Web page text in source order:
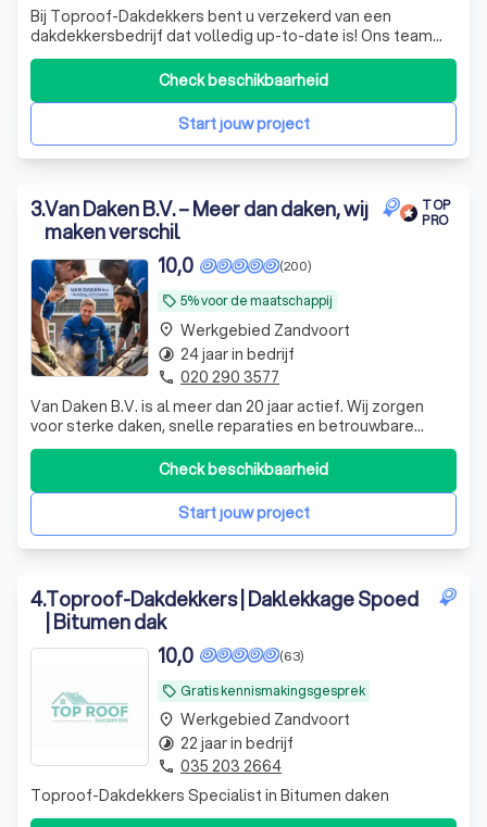
Bij Toproof-Dakdekkers bent u verzekerd van een
dakdekkersbedrijf dat volledig up-to-date is! Ons team
bestaat uit gedreven en gecertificeerde dakdekkers met
een schat aan ervaring en een overvloed aan
enthousiasme. Wat ons onderscheidt? Niet alleen onze
passie voor het vak, maar ook onze voortduren
Start jouw project
Check beschikbaarheid
3.Van Daken B.V. – Meer dan daken, wij
maken verschil
TOP
PRO
local_offer 5% voor de maatschappij
(200)
10,0
Van Daken B.V. is al meer dan 20 jaar actief. Wij zorgen
voor sterke daken, snelle reparaties en betrouwbare
renovaties en geven bij elke klus 5% terug aan de
Start jouw project
Check beschikbaarheid
place Werkgebied Zandvoort
timelapse 24 jaar in bedrijf
phone 020 290 3577
4.Toproof-Dakdekkers | Daklekkage Spoed
| Bitumen dak
local_offer Gratis kennismakingsgesprek
(63)
10,0
Toproof-Dakdekkers Specialist in Bitumen daken
place Werkgebied Zandvoort
timelapse 22 jaar in bedrijf
phone 035 203 2664